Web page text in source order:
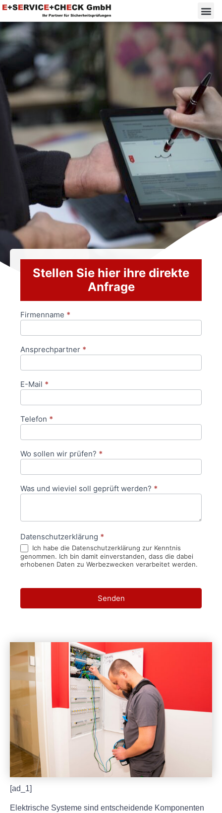
Stellen Sie hier ihre direkte
Anfrage
Anfrageformular
Firmenname *
Ansprechpartner *
E-Mail *
Telefon *
Wo sollen wir prüfen? *
Was und wieviel soll geprüft werden? *
Datenschutzerklärung *
Ich habe die Datenschutzerklärung zur Kenntnis
genommen. Ich bin damit einverstanden, dass die dabei
erhobenen Daten zu Werbezwecken verarbeitet werden.
Senden
[ad_1]
Elektrische Systeme sind entscheidende Komponenten